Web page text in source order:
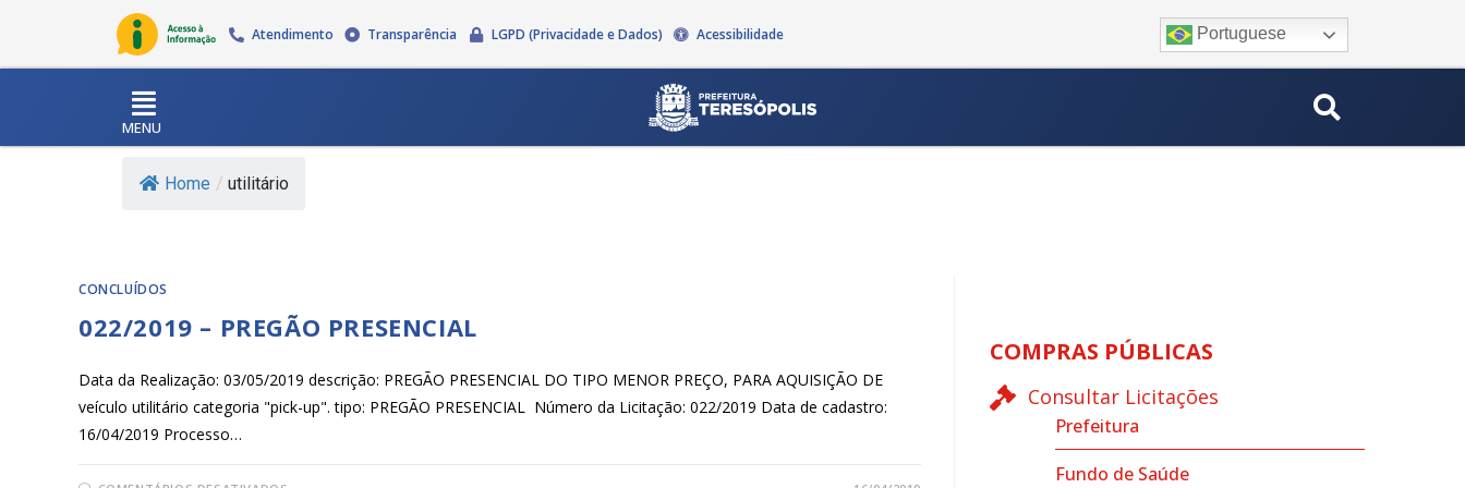
Atendimento Transparência LGPD (Privacidade e Dados) Acessibilidade Portuguese
MENU
Home / utilitário
CONCLUÍDOS
022/2019 – PREGÃO PRESENCIAL
Data da Realização: 03/05/2019 descrição: PREGÃO PRESENCIAL DO TIPO MENOR PREÇO, PARA AQUISIÇÃO DE
veículo utilitário categoria "pick-up". tipo: PREGÃO PRESENCIAL Número da Licitação: 022/2019 Data de cadastro:
16/04/2019 Processo…
COMPRAS PÚBLICAS
Consultar Licitações
Prefeitura
Fundo de Saúde